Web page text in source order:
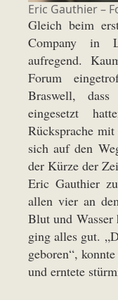
Eric Gauthier –
Gleich beim
Company in
aufregend.
Forum
Braswell,
eingesetzt
Rücksprache
sich auf den
der Kürze der
Eric Gauthier
allen vier an
Blut und Wasser
ging alles gut.
geboren“,
und erntete